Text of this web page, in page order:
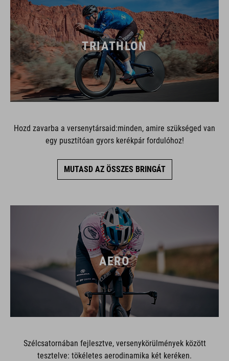
TRIATHLON
Hozd zavarba a versenytársaid:minden, amire szükséged van
egy pusztítóan gyors kerékpár fordulóhoz!
MUTASD AZ ÖSSZES BRINGÁT
AERO
Szélcsatornában fejlesztve, versenykörülmények között
tesztelve: tökéletes aerodinamika két keréken.